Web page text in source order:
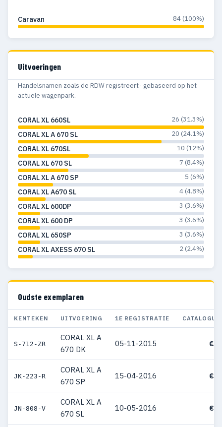
Caravan 84 (100%)
Uitvoeringen
Handelsnamen zoals de RDW registreert · gebaseerd op het
actuele wagenpark.
CORAL XL 660SL 26 (31.3%)
CORAL XL A 670 SL 20 (24.1%)
CORAL XL 670SL 10 (12%)
CORAL XL 670 SL 7 (8.4%)
CORAL XL A 670 SP 5 (6%)
CORAL XL A670 SL 4 (4.8%)
CORAL XL 600DP 3 (3.6%)
CORAL XL 600 DP 3 (3.6%)
CORAL XL 650SP 3 (3.6%)
CORAL XL AXESS 670 SL 2 (2.4%)
Oudste exemplaren
KENTEKEN UITVOERING 1E REGISTRATIE
S-712-ZR
CORAL XL A
670 DK
05-11-2015 €
JK-223-R
CORAL XL A
670 SP
15-04-2016 €
JN-808-V
CORAL XL A
670 SL
10-05-2016 €